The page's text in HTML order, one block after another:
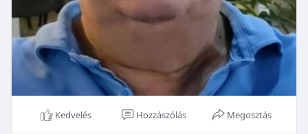
Kedvelés Hozzászólás Megosztás